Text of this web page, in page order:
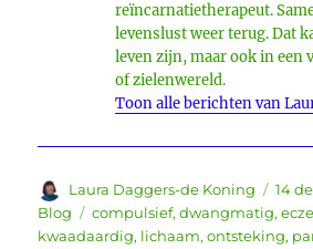
reïncarnatietherapeut.
levenslust weer terug. Dat
leven zijn, maar ook in een
of zielenwereld.
Toon alle berichten van
Auteur
Laura Daggers-de Koning
op
14
Blog
Tags
compulsief,dwangmatig,
kwaadaardig, lichaam,ontsteking,